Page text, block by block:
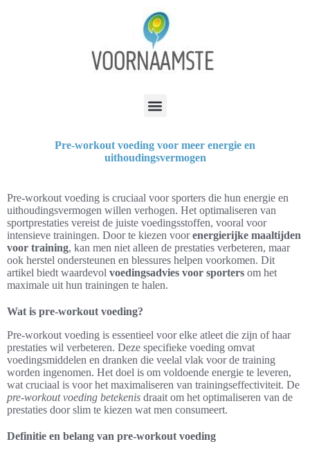
Pre-workout voeding voor meer energie en
uithoudingsvermogen
Pre-workout voeding is cruciaal voor sporters die hun energie en
uithoudingsvermogen willen verhogen. Het optimaliseren van
sportprestaties vereist de juiste voedingsstoffen, vooral voor
intensieve trainingen. Door te kiezen voorenergierijke maaltijden
voor training, kan men niet alleen de prestaties verbeteren, maar
ook herstel ondersteunen en blessures helpen voorkomen. Dit
artikel biedt waardevol voedingsadvies voor sporters om het
maximale uit hun trainingen te halen.
Wat is pre-workout voeding?
Pre-workout voeding is essentieel voor elke atleet die zijn of haar
prestaties wil verbeteren. Deze specifieke voeding omvat
voedingsmiddelen en dranken die veelal vlak voor de training
worden ingenomen. Het doel is om voldoende energie te leveren,
wat cruciaal is voor het maximaliseren van trainingseffectiviteit. De
pre-workout voeding betekenis draait om het optimaliseren van de
prestaties door slim te kiezen wat men consumeert.
Definitie en belang van pre-workout voeding